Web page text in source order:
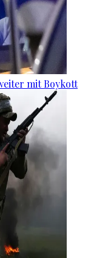
mit Boykott